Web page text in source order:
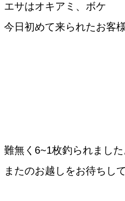
エサはオキアミ、ボケ
今日初めて来られたお客様
難無く6~1枚釣られまし
またのお越しをお待ちし